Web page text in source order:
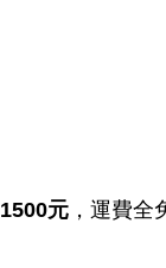
1500元 ，運費全